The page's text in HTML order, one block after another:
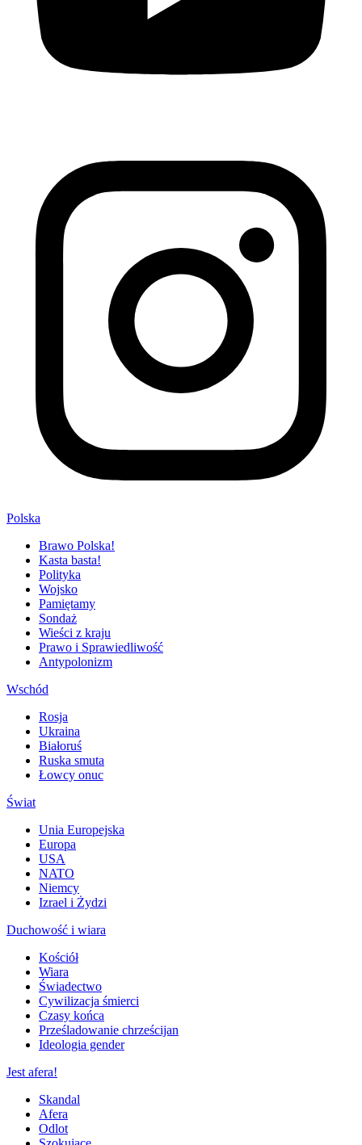
Polska
Brawo Polska!
Kasta basta!
Polityka
Wojsko
Pamiętamy
Sondaż
Wieści z kraju
Prawo i Sprawiedliwość
Antypolonizm
Wschód
Rosja
Ukraina
Białoruś
Ruska smuta
Łowcy onuc
Świat
Unia Europejska
Europa
USA
NATO
Niemcy
Izrael i Żydzi
Duchowość i wiara
Kościół
Wiara
Świadectwo
Cywilizacja śmierci
Czasy końca
Prześladowanie chrześcijan
Ideologia gender
Jest afera!
Skandal
Afera
Odlot